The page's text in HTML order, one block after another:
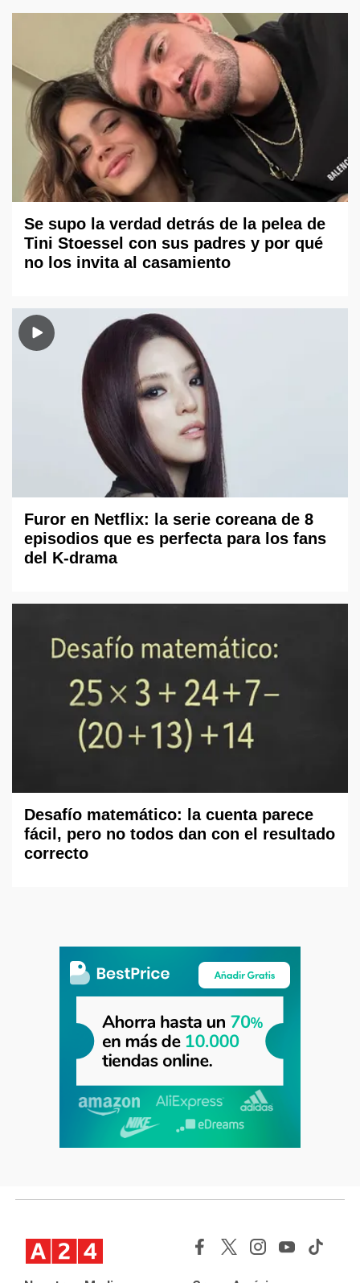
Se supo la verdad detrás de la pelea de
Tini Stoessel con sus padres y por qué
no los invita al casamiento
Furor en Netflix: la serie coreana de 8
episodios que es perfecta para los fans
del K-drama
Desafío matemático: la cuenta parece
fácil, pero no todos dan con el resultado
correcto